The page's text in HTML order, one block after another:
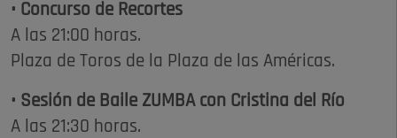
• Concurso de Recortes
A las 21:00 horas.
Plaza de Toros de la Plaza de las Américas.
• Sesión de Baile ZUMBA con Cristina del Río
A las 21:30 horas.